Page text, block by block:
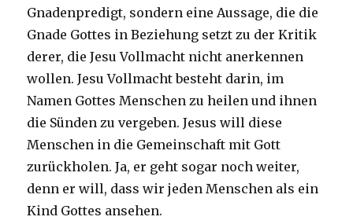
Gnadenpredigt, sondern eine Aussage, die die
Gnade Gottes in Beziehung setzt zu der Kritik
derer, die Jesu Vollmacht nicht anerkennen
wollen. Jesu Vollmacht besteht darin, im
Namen Gottes Menschen zu heilen und ihnen
die Sünden zu vergeben. Jesus will diese
Menschen in die Gemeinschaft mit Gott
zurückholen. Ja, er geht sogar noch weiter,
denn er will, dass wir jeden Menschen als ein
Kind Gottes ansehen.